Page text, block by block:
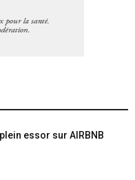
essor sur AIRBNB